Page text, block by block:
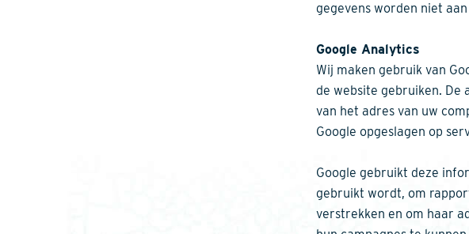
gegevens worden niet
Google Analytics
Wij maken gebruik van
de website gebruiken.
van het adres van uw
Google opgeslagen op
Google gebruikt deze
gebruikt wordt, om
verstrekken en om haar